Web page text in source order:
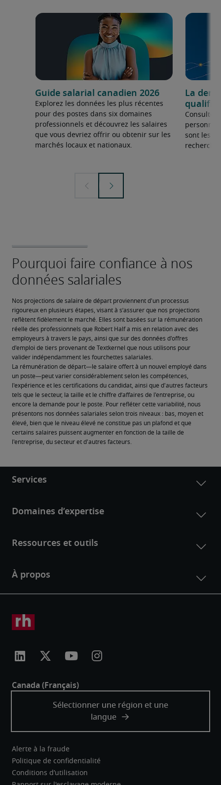
Guide salarial canadien 2026
Explorez les données les plus récentes
pour des postes dans six domaines
professionnels et découvrez les salaires
que vous devriez offrir ou obtenir sur les
marchés locaux et nationaux.
La
qualifié
Consultez
personnel
sont les
Nos projections de salaire de départ proviennent d'un processus
rigoureux en plusieurs étapes, visant à s’assurer que nos projections
reflètent fidèlement le marché. Elles sont basées sur la rémunération
réelle des professionnels que Robert Half a mis en relation avec des
employeurs à travers le pays, ainsi que sur des données d'offres
d'emploi de tiers provenant de Textkernel que nous utilisons pour
valider indépendamment les fourchettes salariales.
La rémunération de départ—le salaire offert à un nouvel employé dans
un poste—peut varier considérablement selon les compétences,
l'expérience et les certifications du candidat, ainsi que d'autres facteurs
tels que le secteur, la taille et le chiffre d’affaires de l'entreprise, ou
encore la demande pour le poste. Pour refléter cette variabilité, nous
présentons nos données salariales selon trois niveaux : bas, moyen et
élevé, bien que le niveau élevé ne constitue pas un plafond et que
certains salaires puissent augmenter en fonction de la taille de
l'entreprise, du secteur et d'autres facteurs.
Alerte à la fraude
Politique de confidentialité
Conditions d’utilisation